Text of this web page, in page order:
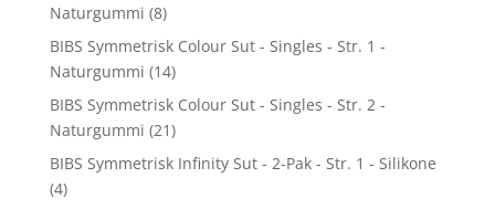
Naturgummi (8)
BIBS Symmetrisk Colour Sut - Singles - Str. 1 -
Naturgummi (14)
BIBS Symmetrisk Colour Sut - Singles - Str. 2 -
Naturgummi (21)
BIBS Symmetrisk Infinity Sut - 2-Pak - Str. 1 - Silikone
(4)